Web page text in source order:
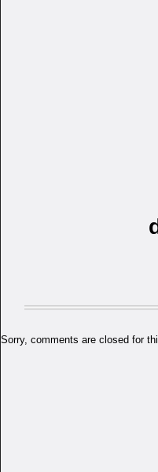
Sorry, comments are closed for